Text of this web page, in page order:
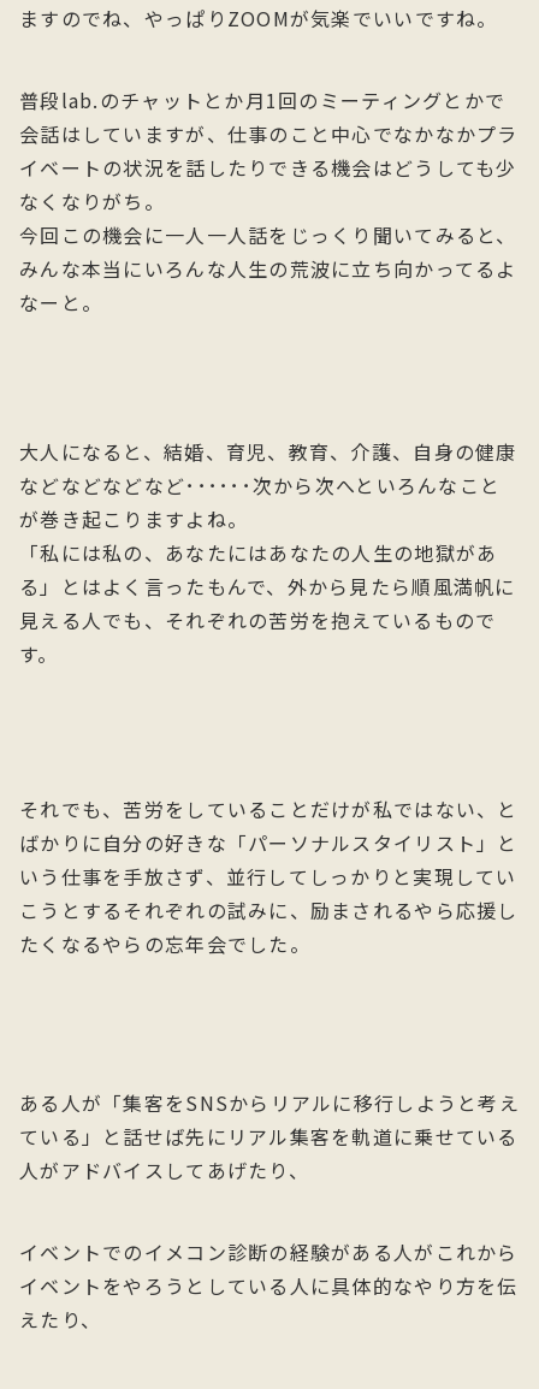
ますのでね、やっぱりZOOMが気楽でいいですね。
普段lab.のチャットとか月1回のミーティングとかで
会話はしていますが、仕事のこと中心でなかなかプラ
イベートの状況を話したりできる機会はどうしても少
なくなりがち。
今回この機会に一人一人話をじっくり聞いてみると、
みんな本当にいろんな人生の荒波に立ち向かってるよ
なーと。
大人になると、結婚、育児、教育、介護、自身の健康
などなどなどなど･･････次から次へといろんなこと
が巻き起こりますよね。
「私には私の、あなたにはあなたの人生の地獄があ
る」とはよく言ったもんで、外から見たら順風満帆に
見える人でも、それぞれの苦労を抱えているもので
す。
それでも、苦労をしていることだけが私ではない、と
ばかりに自分の好きな「パーソナルスタイリスト」と
いう仕事を手放さず、並行してしっかりと実現してい
こうとするそれぞれの試みに、励まされるやら応援し
たくなるやらの忘年会でした。
ある人が「集客をSNSからリアルに移行しようと考え
ている」と話せば先にリアル集客を軌道に乗せている
人がアドバイスしてあげたり、
イベントでのイメコン診断の経験がある人がこれから
イベントをやろうとしている人に具体的なやり方を伝
えたり、